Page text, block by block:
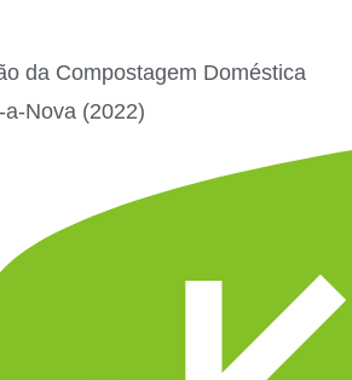
da Compostagem Doméstica
Nova (2022)